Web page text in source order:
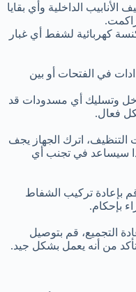
الداخلية وأي بقايا
كهربائية لشفط أي غبار
في الفتحات أو بين
وتسليك أي مسدودات قد
فعال.
التنظيف، اترك الجهاز يجف
سيساعد في تجنب أي
بإعادة تركيب الشفاط
بإحكام.
التجميع، قم بتوصيل
من أنه يعمل بشكل جيد.